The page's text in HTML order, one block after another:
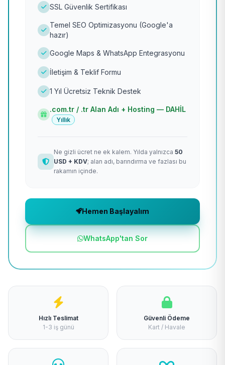
SSL Güvenlik Sertifikası
Temel SEO Optimizasyonu (Google'a
hazır)
Google Maps & WhatsApp Entegrasyonu
İletişim & Teklif Formu
1 Yıl Ücretsiz Teknik Destek
.com.tr / .tr Alan Adı + Hosting — DAHİL
Yıllık
Ne gizli ücret ne ek kalem. Yılda yalnızca 50
USD + KDV; alan adı, barındırma ve fazlası bu
rakamın içinde.
Hemen Başlayalım
WhatsApp'tan Sor
Hızlı Teslimat
1-3 iş günü
Güvenli Ödeme
Kart / Havale